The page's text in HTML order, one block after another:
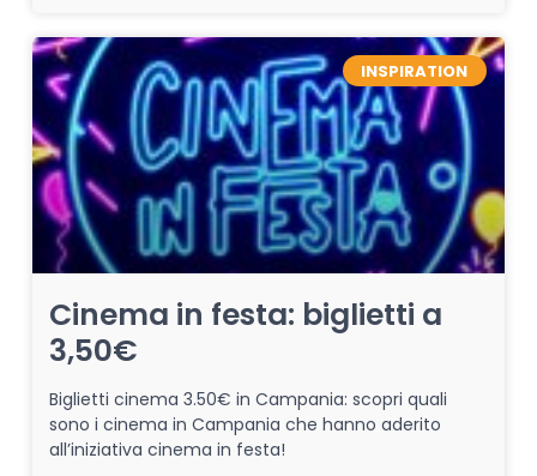
INSPIRATION
Cinema in festa: biglietti a
3,50€
Biglietti cinema 3.50€ in Campania: scopri quali
sono i cinema in Campania che hanno aderito
all’iniziativa cinema in festa!